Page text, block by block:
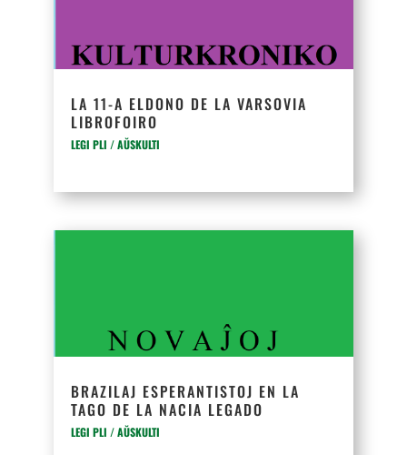
LA 11-A ELDONO DE LA VARSOVIA
LIBROFOIRO
LEGI PLI / AŬSKULTI
BRAZILAJ ESPERANTISTOJ EN LA
TAGO DE LA NACIA LEGADO
LEGI PLI / AŬSKULTI